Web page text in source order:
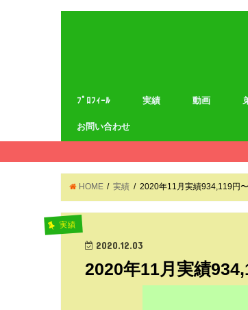
ﾌﾟﾛﾌｨｰﾙ 実績 動画
お問い合わせ
HOME 実績 2020年11月実績934,119円
実績
2020.12.03
2020年11月実績